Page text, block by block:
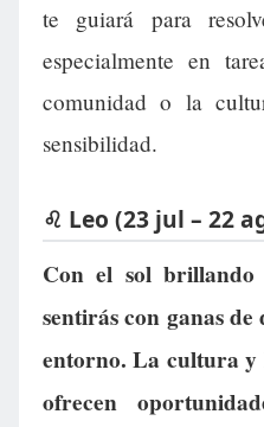
te guiará para
especialmente en
comunidad o la
sensibilidad.
♌ Leo (23 jul – 22
Con el sol brillando
sentirás con ganas
entorno. La cultura y
ofrecen